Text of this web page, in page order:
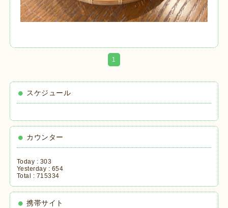
1
スケジュール
カウンター
Today : 303
Yesterday : 654
Total : 715334
携帯サイト